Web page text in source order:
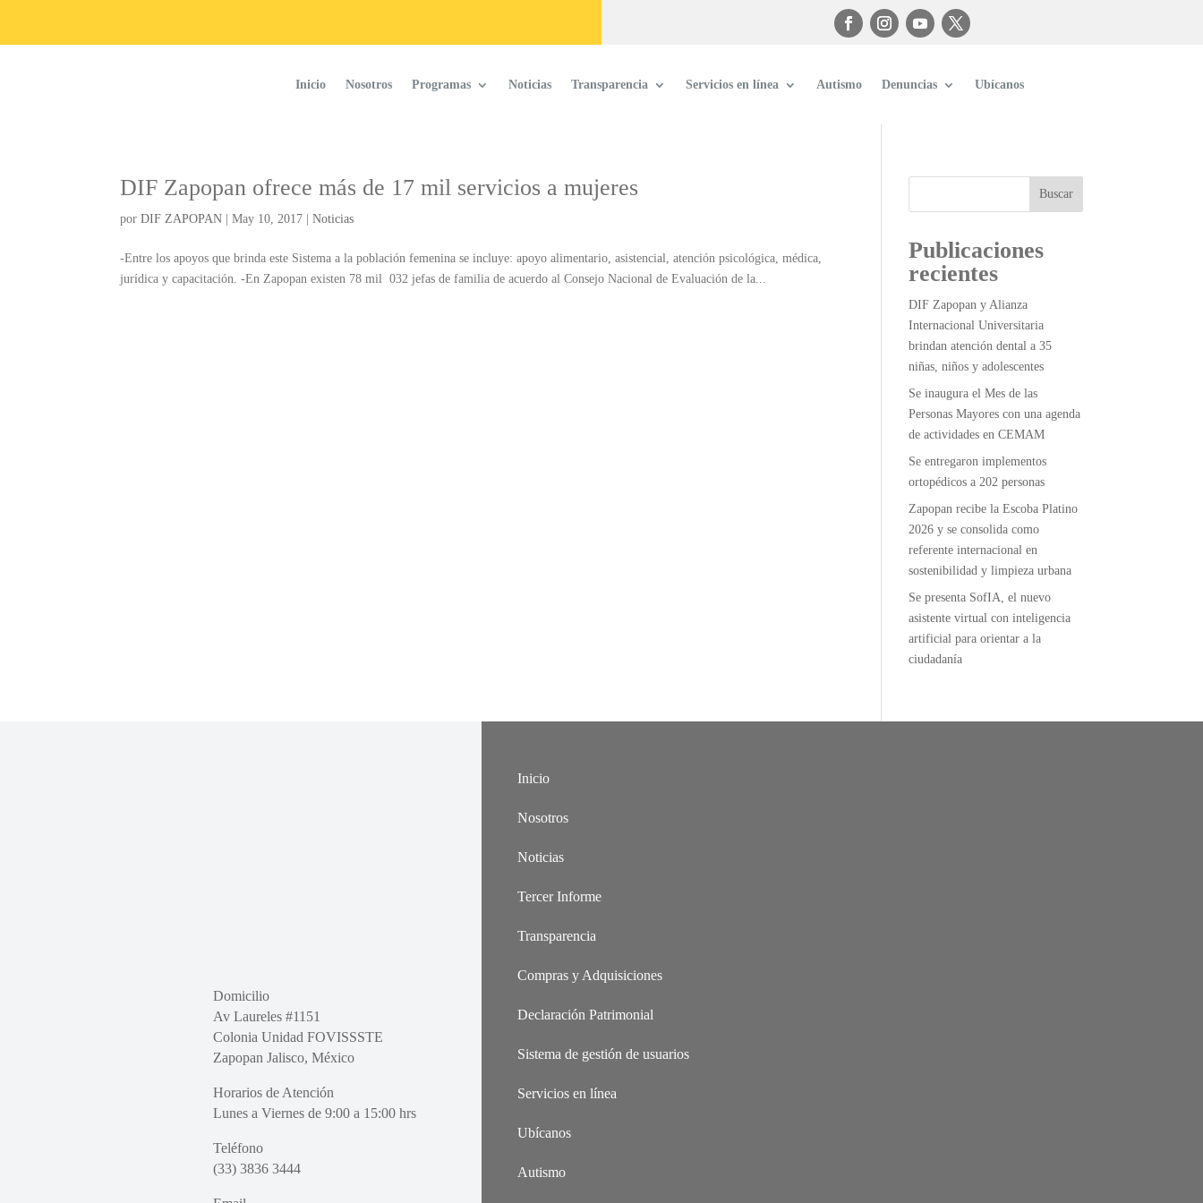
Inicio Nosotros Programas Noticias Transparencia Servicios en línea Autismo Denuncias Ubícanos
DIF Zapopan ofrece más de 17 mil servicios a mujeres
porDIF ZAPOPAN |May 10, 2017 |Noticias
-Entre los apoyos que brinda este Sistema a la población femenina se incluye: apoyo alimentario, asistencial, atención psicológica, médica,
jurídica y capacitación. -En Zapopan existen 78 mil 032 jefas de familia de acuerdo al Consejo Nacional de Evaluación de la...
Buscar
Publicaciones
recientes
DIF Zapopan y Alianza
Internacional Universitaria
brindan atención dental a 35
niñas, niños y adolescentes
Se inaugura el Mes de las
Personas Mayores con una agenda
de actividades en CEMAM
Se entregaron implementos
ortopédicos a 202 personas
Zapopan recibe la Escoba Platino
2026 y se consolida como
referente internacional en
sostenibilidad y limpieza urbana
Se presenta SofIA, el nuevo
asistente virtual con inteligencia
artificial para orientar a la
ciudadanía
Domicilio
Av Laureles #1151
Colonia Unidad FOVISSSTE
Zapopan Jalisco, México
Horarios de Atención
Lunes a Viernes de 9:00 a 15:00 hrs
Teléfono
(33) 3836 3444
Inicio
Nosotros
Noticias
Tercer Informe
Transparencia
Compras y Adquisiciones
Declaración Patrimonial
Sistema de gestión de usuarios
Servicios en línea
Ubícanos
Autismo